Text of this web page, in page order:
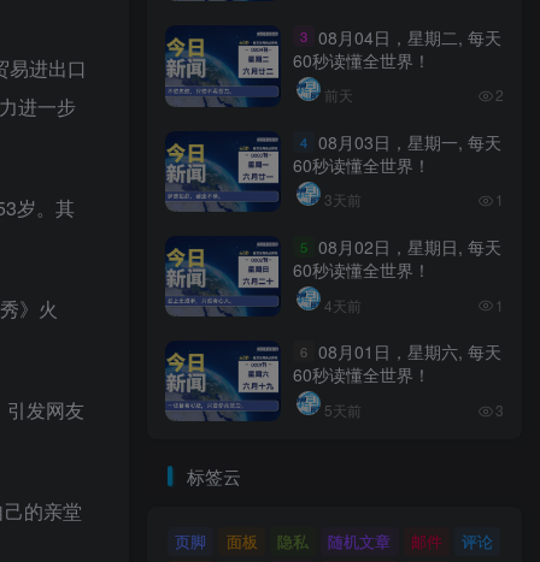
易进出口
进一步
岁。其
》火
发网友
的亲堂
3 08月04日，星期二, 每天
60秒读懂全世界！
前天 2
4 08月03日，星期一, 每天
60秒读懂全世界！
3天前 1
5 08月02日，星期日, 每天
60秒读懂全世界！
4天前 1
6 08月01日，星期六, 每天
60秒读懂全世界！
5天前 3
标签云
页脚 面板 隐私 随机文章 邮件
评论